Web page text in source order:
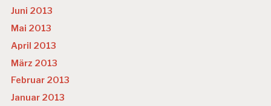
Juni 2013
Mai 2013
April 2013
März 2013
Februar 2013
Januar 2013